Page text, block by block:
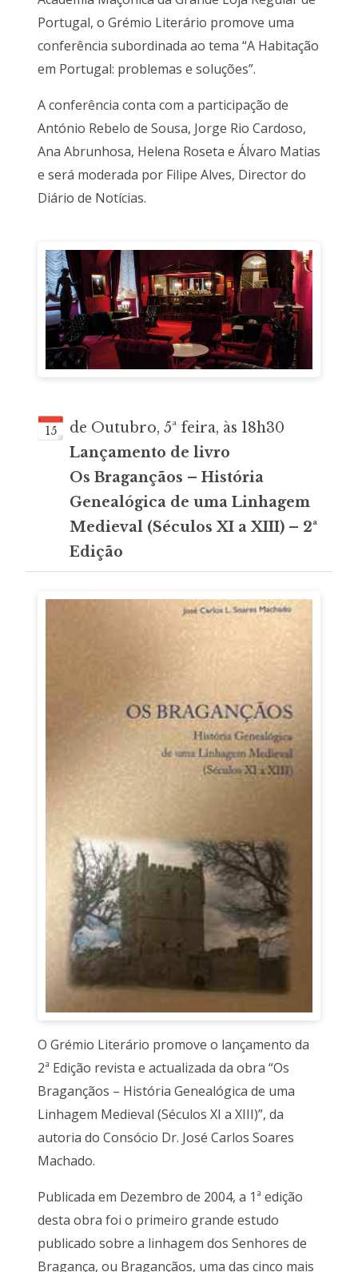
Portugal, o Grémio Literário promove uma
conferência subordinada ao tema “A Habitação
em Portugal: problemas e soluções”.
A conferência conta com a participação de
António Rebelo de Sousa, Jorge Rio Cardoso,
Ana Abrunhosa, Helena Roseta e Álvaro Matias
e será moderada por Filipe Alves, Director do
Diário de Notícias.
15
de Outubro, 5ª feira, às 18h30
Lançamento de livro
Os Bragançãos – História
Genealógica de uma Linhagem
Medieval (Séculos XI a XIII) – 2ª
Edição
O Grémio Literário promove o lançamento da
2ª Edição revista e actualizada da obra “Os
Bragançãos – História Genealógica de uma
Linhagem Medieval (Séculos XI a XIII)”, da
autoria do Consócio Dr. José Carlos Soares
Machado.
Publicada em Dezembro de 2004, a 1ª edição
desta obra foi o primeiro grande estudo
publicado sobre a linhagem dos Senhores de
Bragança, ou Bragançãos, uma das cinco mais